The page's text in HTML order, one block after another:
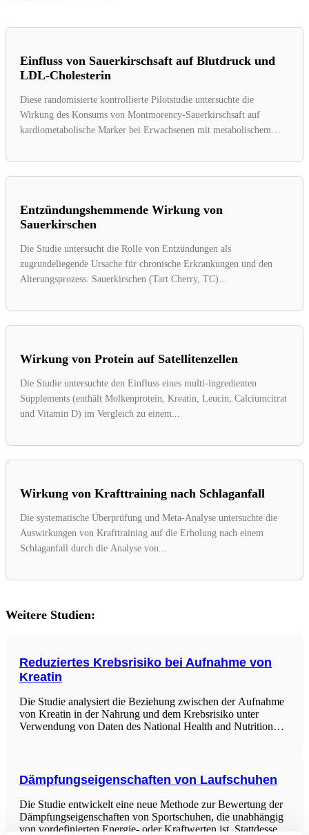
Einfluss von Sauerkirschsaft auf Blutdruck und
LDL-Cholesterin
Diese randomisierte kontrollierte Pilotstudie untersuchte die
Wirkung des Konsums von Montmorency-Sauerkirschsaft auf
kardiometabolische Marker bei Erwachsenen mit metabolischem
Entzündungshemmende Wirkung von
Sauerkirschen
Die Studie untersucht die Rolle von Entzündungen als
zugrundeliegende Ursache für chronische Erkrankungen und den
Alterungsprozess. Sauerkirschen (Tart Cherry, TC)...
Wirkung von Protein auf Satellitenzellen
Die Studie untersuchte den Einfluss eines multi-ingredienten
Supplements (enthält Molkenprotein, Kreatin, Leucin, Calciumcitrat
und Vitamin D) im Vergleich zu einem...
Wirkung von Krafttraining nach Schlaganfall
Die systematische Überprüfung und Meta-Analyse untersuchte die
Auswirkungen von Krafttraining auf die Erholung nach einem
Schlaganfall durch die Analyse von...
Weitere Studien:
Reduziertes Krebsrisiko bei Aufnahme von
Kreatin
Die Studie analysiert die Beziehung zwischen der Aufnahme
von Kreatin in der Nahrung und dem Krebsrisiko unter
Verwendung von Daten des National Health and Nutrition
Dämpfungseigenschaften von Laufschuhen
Die Studie entwickelt eine neue Methode zur Bewertung der
Dämpfungseigenschaften von Sportschuhen, die unabhängig
von vordefinierten Energie- oder Kraftwerten ist. Stattdessen